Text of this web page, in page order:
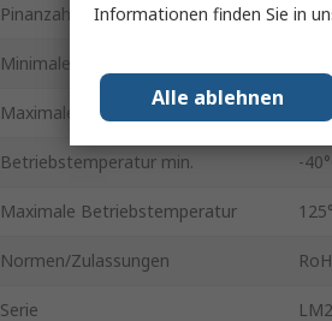
Pinanzahl 8
Minimale Versorgungsspannung
Maximale Versorgungsspannung
Betriebstemperatur min. -
Maximale Betriebstemperatur
Normen/Zulassungen
Serie
Informationen finden Sie in
Alle ablehnen